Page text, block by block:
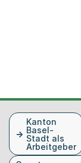
FusszeileKanton
Basel-
Stadt als
Arbeitgeber